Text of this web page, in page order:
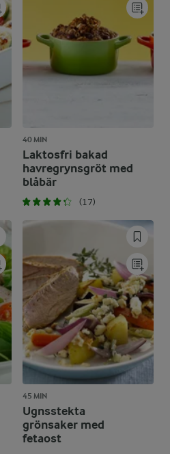
40 MIN
Laktosfri bakad
havregrynsgröt med
blåbär
(17)
45 MIN
Ugnsstekta
grönsaker med
fetaost